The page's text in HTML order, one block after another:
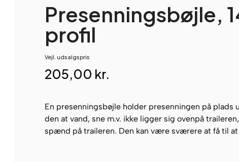
Presenningsbøjle,
profil
Vejl. udsalgspris
205,00 kr.
En presenningsbøjle holder presenningen på plads
den at vand, sne m.v. ikke ligger sig ovenpå
spænd på traileren. Den kan være sværere at få til